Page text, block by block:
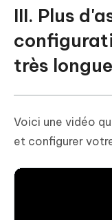
III. Plus
très
Voici une vidéo
et configurer